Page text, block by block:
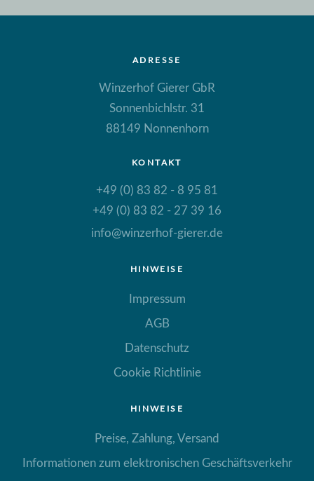
ADRESSE
Winzerhof Gierer GbR
Sonnenbichlstr. 31
88149 Nonnenhorn
KONTAKT
+49 (0) 83 82 - 8 95 81
+49 (0) 83 82 - 27 39 16
info@winzerhof-gierer.de
HINWEISE
Impressum
AGB
Datenschutz
Cookie Richtlinie
HINWEISE
Preise, Zahlung, Versand
Informationen zum elektronischen Geschäftsverkehr